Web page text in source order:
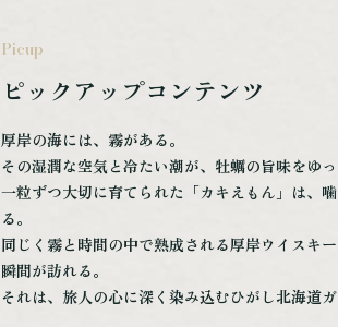
Picup
ピックアップコンテンツ
厚岸の海には、霧がある。
その湿潤な空気と冷たい潮が、牡蠣の旨味をゆっ
一粒ずつ大切に育てられた「カキえもん」は、
る。
同じく霧と時間の中で熟成される厚岸ウイスキ
瞬間が訪れる。
それは、旅人の心に深く染み込むひがし北海道ガ